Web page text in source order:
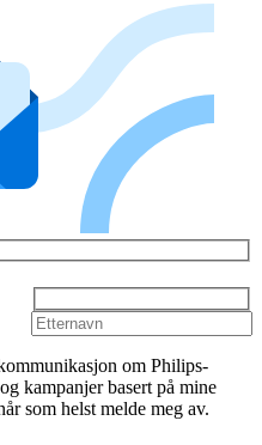
om Philips-
kampanjer basert på mine
som helst melde meg av.